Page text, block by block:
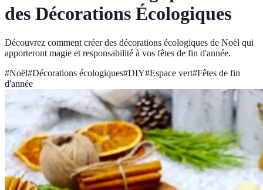
des Décorations Écologiques
Découvrez comment créer des décorations écologiques de Noël qui
apporteront magie et responsabilité à vos fêtes de fin d'année.
#Noël#Décorations écologiques#DIY#Espace vert#Fêtes de fin
d'année